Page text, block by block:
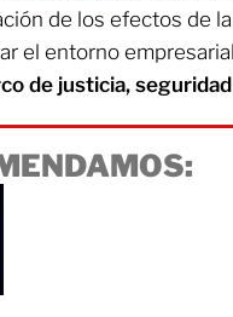
de los efectos de la
el entorno
de justicia,